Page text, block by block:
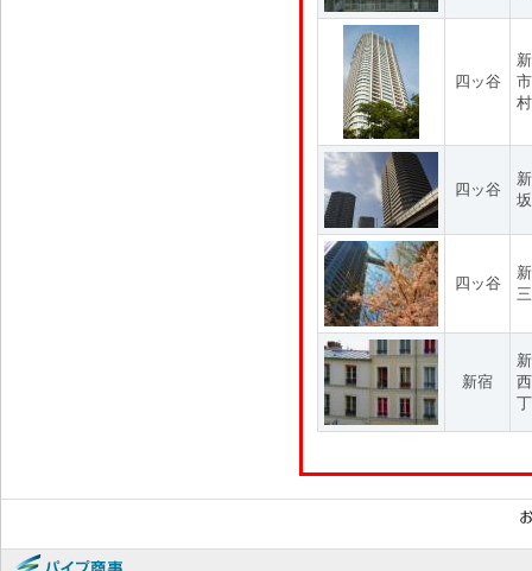
四ッ谷
四ッ谷
四ッ谷
新宿